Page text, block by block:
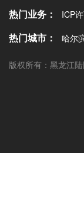
热门业务： ICP
热门城市： 哈尔
版权所有：黑龙江